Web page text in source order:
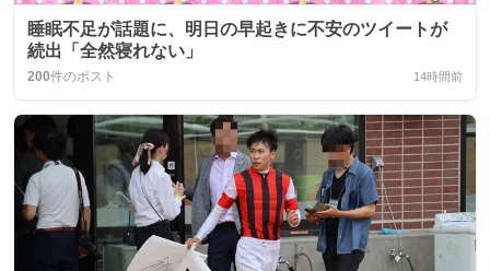
睡眠不足が話題に、明日の早起きに不安のツイートが
続出「全然寝れない」
200件のポスト 14時間前